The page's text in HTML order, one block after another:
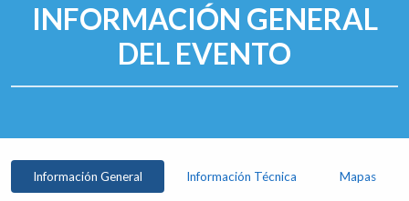
INFORMACIÓN GENERAL
DEL EVENTO
Información General Información Técnica Mapas